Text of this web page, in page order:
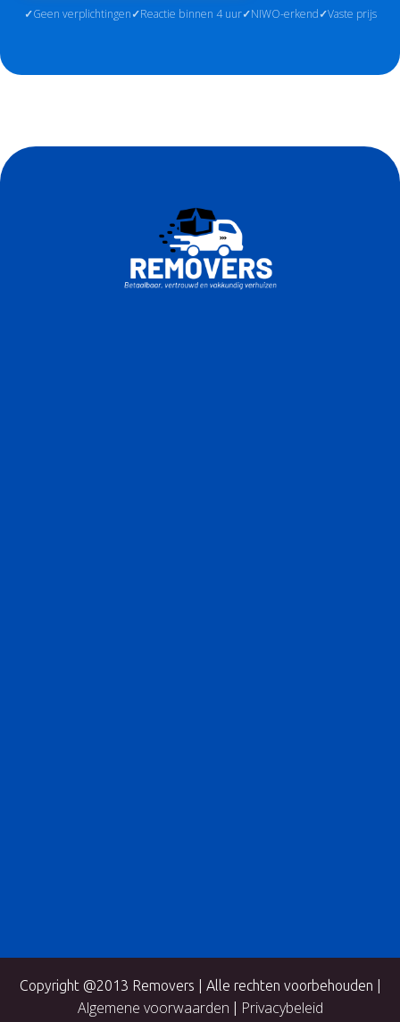
Geen verplichtingen Reactie binnen 4 uur NIWO-erkend Vaste prijs
Copyright @2013 Removers | Alle rechten voorbehouden |
Algemene voorwaarden Privacybeleid